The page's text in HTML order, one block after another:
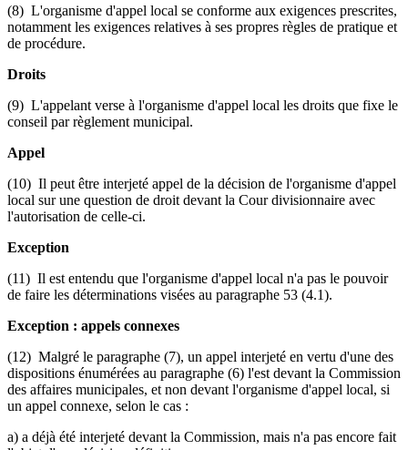
(8) L'organisme d'appel local se conforme aux exigences prescrites,
notamment les exigences relatives à ses propres règles de pratique et
de procédure.
Droits
(9) L'appelant verse à l'organisme d'appel local les droits que fixe le
conseil par règlement municipal.
Appel
(10) Il peut être interjeté appel de la décision de l'organisme d'appel
local sur une question de droit devant la Cour divisionnaire avec
l'autorisation de celle-ci.
Exception
(11) Il est entendu que l'organisme d'appel local n'a pas le pouvoir
de faire les déterminations visées au paragraphe 53 (4.1).
Exception : appels connexes
(12) Malgré le paragraphe (7), un appel interjeté en vertu d'une des
dispositions énumérées au paragraphe (6) l'est devant la Commission
des affaires municipales, et non devant l'organisme d'appel local, si
un appel connexe, selon le cas :
a) a déjà été interjeté devant la Commission, mais n'a pas encore fait